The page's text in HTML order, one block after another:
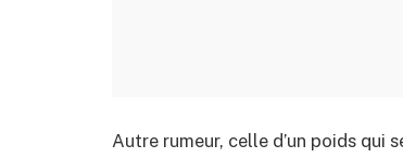
Autre rumeur, celle d’un poids